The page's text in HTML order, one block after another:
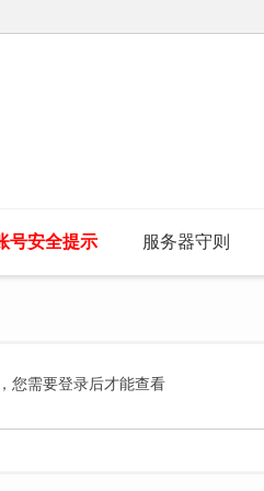
号安全提示 服务器守则
您需要登录后才能查看